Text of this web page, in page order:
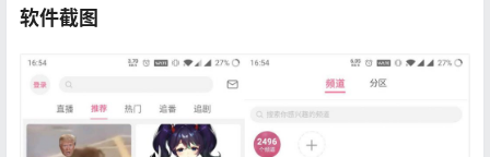
软件截图